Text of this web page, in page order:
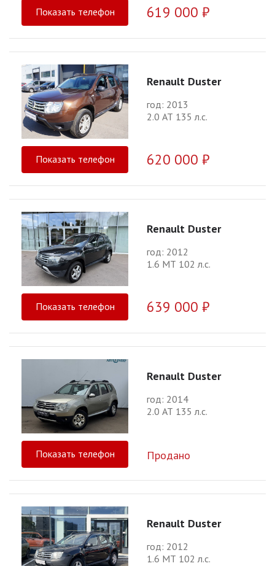
Показать телефон 619 000 ₽
Renault Duster
год: 2013
2.0 АТ 135 л.с.
Показать телефон 620 000 ₽
Renault Duster
год: 2012
1.6 МТ 102 л.с.
Показать телефон 639 000 ₽
Renault Duster
год: 2014
2.0 АТ 135 л.с.
Показать телефон Продано
Renault Duster
год: 2012
1.6 МТ 102 л.с.